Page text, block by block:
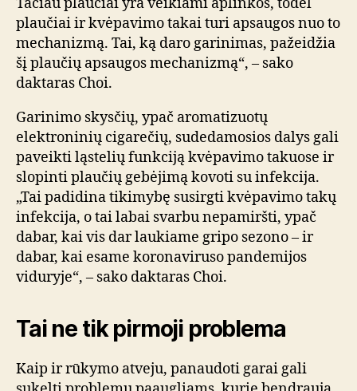
plaučiai ir kvėpavimo takai turi apsaugos nuo to
mechanizmą. Tai, ką daro garinimas, pažeidžia
šį plaučių apsaugos mechanizmą“, – sako
daktaras Choi.
Garinimo skysčių, ypač aromatizuotų
elektroninių cigarečių, sudedamosios dalys gali
paveikti ląstelių funkciją kvėpavimo takuose ir
slopinti plaučių gebėjimą kovoti su infekcija.
„Tai padidina tikimybę susirgti kvėpavimo takų
infekcija, o tai labai svarbu nepamiršti, ypač
dabar, kai vis dar laukiame gripo sezono – ir
dabar, kai esame koronaviruso pandemijos
viduryje“, – sako daktaras Choi.
Tai ne tik pirmoji problema
Kaip ir rūkymo atveju, panaudoti garai gali